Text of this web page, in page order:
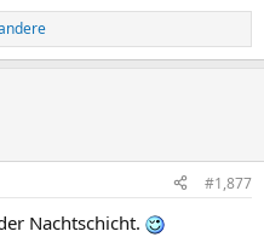
#1,877
Nachtschicht.